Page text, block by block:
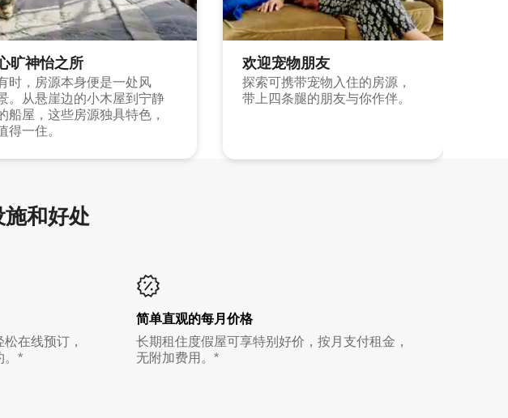
旷神怡之所
时，房源本身便是一处风
。从悬崖边的小木屋到宁静
船屋，这些房源独具特色，
得一住。
欢迎宠物朋友
探索可携带宠物入住的房源，
带上四条腿的朋友与你作伴。
和好处
在线预订，
。*
简单直观的每月价格
长期租住度假屋可享特别好价，按月支付租金，
无附加费用。*